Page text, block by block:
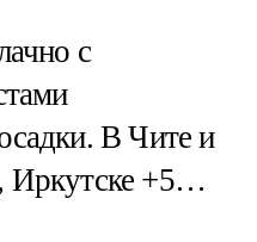
с
В Чите и
Иркутске +5…